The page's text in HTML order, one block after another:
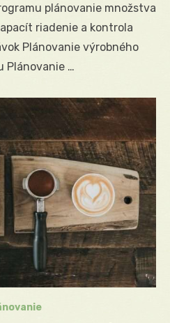
plánovanie množstva
riadenie a kontrola
Plánovanie výrobného
Plánovanie …